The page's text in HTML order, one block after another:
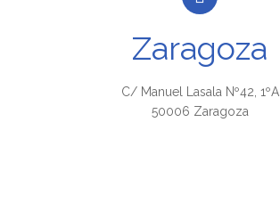
Zaragoza
C/ Manuel Lasala Nº42, 1ºA
50006 Zaragoza